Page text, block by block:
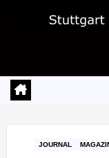
JOURNAL